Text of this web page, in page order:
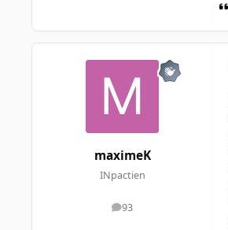
maximeK
INpactien
93
messages